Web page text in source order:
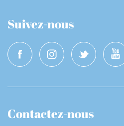
Suivez-nous
Contactez-nous